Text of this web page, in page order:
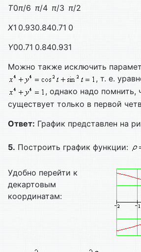
T0π/6 π/4 π/3 π/2
X1 0.930.840.71 0
Y00.71 0.840.931
Можно также исключить
, т. е.
, однако надо помнить,
существует только в первой
Ответ: График представлен на
5. Построить график функции:
Удобно перейти к
декартовым
координатам: